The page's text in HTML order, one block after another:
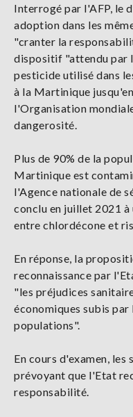
Interrogé par l'AFP, le
adoption dans les
"cranter la
dispositif "attendu par
pesticide utilisé dans
à la Martinique
l'Organisation
dangerosité.
Plus de 90% de la
Martinique est
l'Agence nationale de
conclu en juillet 2021
entre chlordécone et
En réponse, la
reconnaissance par
"les préjudices
économiques subis
populations".
En cours d'examen, les
prévoyant que l'Etat
responsabilité.